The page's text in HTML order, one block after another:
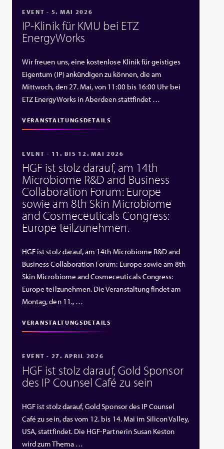
EVENT - 5. MAI 2026
IP‑Klinik für KMU bei ETZ
EnergyWorks
Wir freuen uns, eine kostenlose Klinik für geistiges
Eigentum (IP) ankündigen zu können, die am
Mittwoch, den 27. Mai, von 11:00 bis 16:00 Uhr bei
ETZ EnergyWorks in Aberdeen stattfindet …
VERANSTALTUNGSDETAILS
EVENT - 11. BIS 12. MAI 2026
HGF ist stolz darauf, am 14th
Microbiome R&D and Business
Collaboration Forum: Europe
sowie am 8th Skin Microbiome
and Cosmeceuticals Congress:
Europe teilzunehmen.
HGF ist stolz darauf, am 14th Microbiome R&D and
Business Collaboration Forum: Europe sowie am 8th
Skin Microbiome and Cosmeceuticals Congress:
Europe teilzunehmen. Die Veranstaltung findet am
Montag, den 11., …
VERANSTALTUNGSDETAILS
EVENT - 27. APRIL 2026
HGF ist stolz darauf, Gold Sponsor
des IP Counsel Café zu sein
HGF ist stolz darauf, Gold Sponsor des IP Counsel
Café zu sein, das vom 12. bis 14. Mai im Silicon Valley,
USA, stattfindet. Die HGF‑Partnerin Susan Keston
wird zum Thema …